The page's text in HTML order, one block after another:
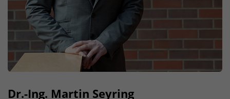
Dr.-Ing. Martin Seyring